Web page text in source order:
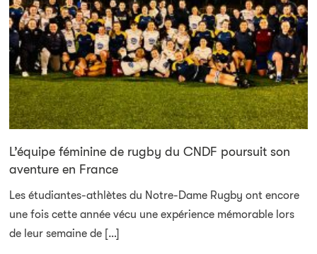
L’équipe féminine de rugby du CNDF poursuit son
aventure en France
Les étudiantes-athlètes du Notre-Dame Rugby ont encore
une fois cette année vécu une expérience mémorable lors
de leur semaine de […]